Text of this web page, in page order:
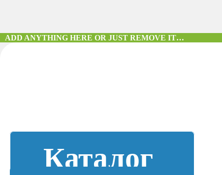
ADD ANYTHING HERE OR JUST REMOVE IT…
Каталог